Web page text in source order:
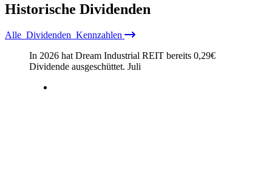
Historische Dividenden
Alle Dividenden Kennzahlen
In 2026 hat Dream Industrial REIT bereits 0,29€
Dividende ausgeschüttet. Juli